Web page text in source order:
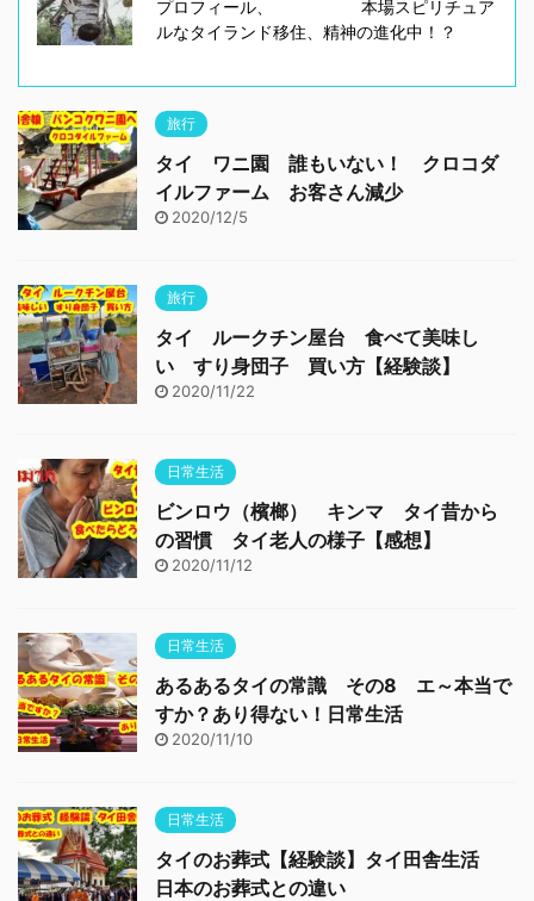
プロフィール、 本場スピリチュア
ルなタイランド移住、精神の進化中！？
旅行
タイ ワニ園 誰もいない！ クロコダ
イルファーム お客さん減少
2020/12/5
旅行
タイ ルークチン屋台 食べて美味し
い すり身団子 買い方【経験談】
2020/11/22
日常生活
ビンロウ（檳榔） キンマ タイ昔から
の習慣 タイ老人の様子【感想】
2020/11/12
日常生活
あるあるタイの常識 その8 エ～本当で
すか？あり得ない！日常生活
2020/11/10
日常生活
タイのお葬式【経験談】タイ田舎生活
日本のお葬式との違い